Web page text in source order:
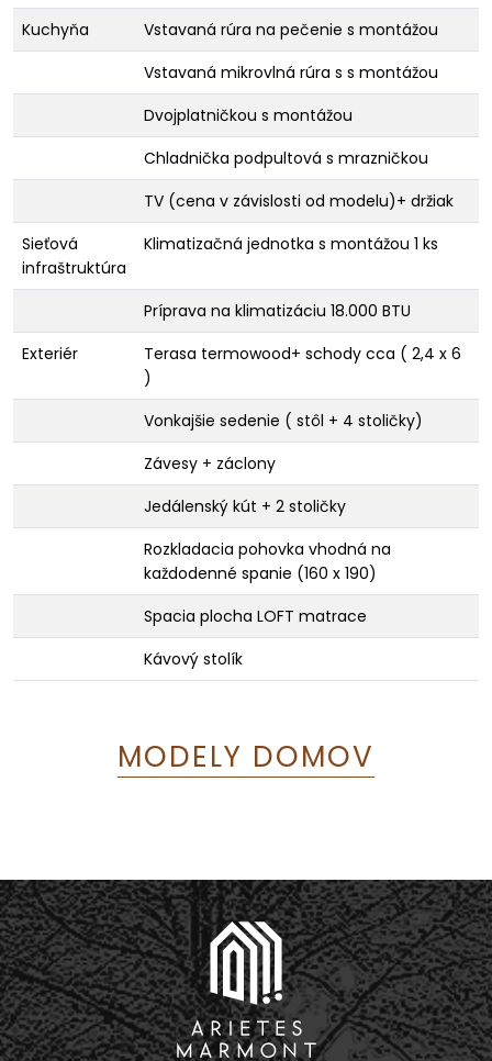
Kuchyňa
Vstavaná rúra na pečenie s montážou
Vstavaná mikrovlná rúra s s montážou
Dvojplatničkou s montážou
Chladnička podpultová s mrazničkou
TV (cena v závislosti od modelu)+ držiak
Sieťová
infraštruktúra
Klimatizačná jednotka s montážou 1 ks
Príprava na klimatizáciu 18.000 BTU
Exteriér
Terasa termowood+ schody cca ( 2,4 x 6
)
Vonkajšie sedenie ( stôl + 4 stoličky)
Závesy + záclony
Jedálenský kút + 2 stoličky
Rozkladacia pohovka vhodná na
každodenné spanie (160 x 190)
Spacia plocha LOFT matrace
Kávový stolík
MODELY DOMOV